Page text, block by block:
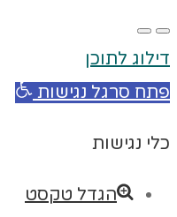
דילוג לתוכן
פתח סרגל נגישות
כלי נגישות
הגדל טקסט